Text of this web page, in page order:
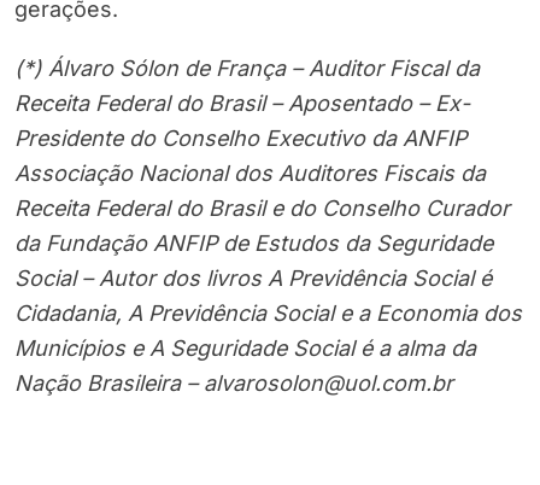
gerações.
(*) Álvaro Sólon de França – Auditor Fiscal da
Receita Federal do Brasil – Aposentado – Ex-
Presidente do Conselho Executivo da ANFIP
Associação Nacional dos Auditores Fiscais da
Receita Federal do Brasil e do Conselho Curador
da Fundação ANFIP de Estudos da Seguridade
Social – Autor dos livros A Previdência Social é
Cidadania, A Previdência Social e a Economia dos
Municípios e A Seguridade Social é a alma da
Nação Brasileira – alvarosolon@uol.com.br